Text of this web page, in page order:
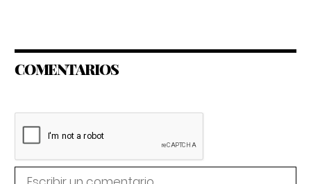
COMENTARIOS